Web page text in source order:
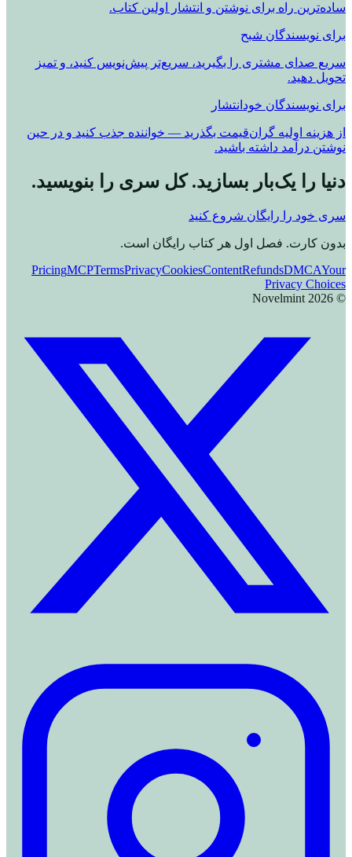
ساده‌ترین راه برای نوشتن و انتشار اولین کتاب.
برای نویسندگان شبح
سریع صدای مشتری را بگیرید، سریع‌تر پیش‌نویس کنید، و تمیز
تحویل دهید.
برای نویسندگان خودانتشار
از هزینه اولیه گران‌قیمت بگذرید — خواننده جذب کنید و در حین
نوشتن درآمد داشته باشید.
دنیا را یک‌بار بسازید. کل سری را بنویسید.
سری خود را رایگان شروع کنید
بدون کارت. فصل اول هر کتاب رایگان است.
PricingMCPTermsPrivacyCookiesContentRefundsDMCAYour
Privacy Choices
©
2026